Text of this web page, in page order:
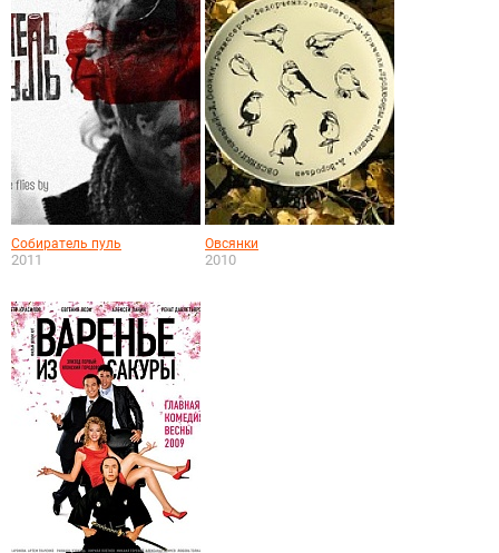
Собиратель пуль
2011
Овсянки
2010